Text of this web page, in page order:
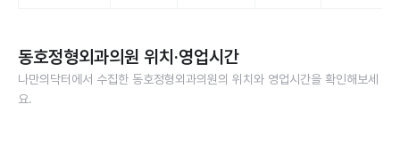
동호정형외과의원 위치·영업시간
나만의닥터에서 수집한 동호정형외과의원의 위치와 영업시간을 확인해보세
요.